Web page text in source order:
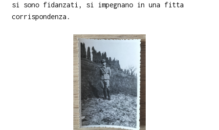
si sono fidanzati, si impegnano in una fitta
corrispondenza.